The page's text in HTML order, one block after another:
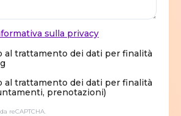
sulla privacy
al trattamento dei dati per finalità
al trattamento dei dati per finalità
prenotazioni)
reCAPTCHA.